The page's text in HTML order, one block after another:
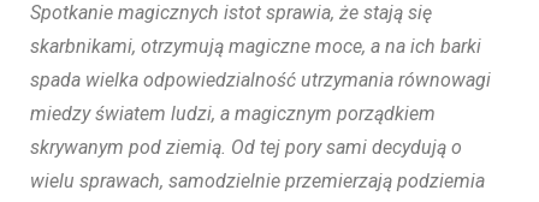
Spotkanie magicznych istot sprawia, że stają się
skarbnikami, otrzymują magiczne moce, a na ich barki
spada wielka odpowiedzialność utrzymania równowagi
miedzy światem ludzi, a magicznym porządkiem
skrywanym pod ziemią. Od tej pory sami decydują o
wielu sprawach, samodzielnie przemierzają podziemia